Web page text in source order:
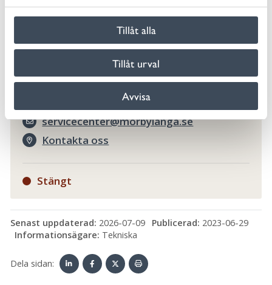
Tillåt alla
Tillåt urval
Avvisa
Kontakta Servicecenter
Vi svarar på frågor om kommunens service och
verksamhet, ring eller skicka e-post till
servicecenter@morbylanga.se
Kontakta oss
Stängt
Senast uppdaterad: 2026-07-09 Publicerad: 2023-06-29
Informationsägare: Tekniska
Dela sidan: